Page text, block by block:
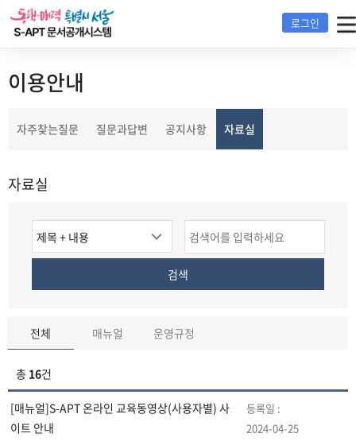
S-
apt
및
애
전
7288
로그인
이용안내
자주찾는질문 질문과답변 공지사항 자료실
자료실
검
션
검
색
버
튼
전체 매뉴얼 운영규정
총 16건
료
[매뉴얼]S-APT 온라인 교육동영상(사용자별) 사
이트 안내
2024-04-25